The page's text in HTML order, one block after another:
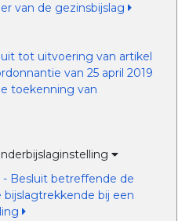
van de gezinsbijslag
tot uitvoering van artikel
van 25 april 2019
toekenning van
- Besluit betreffende de
bijslagtrekkende bij een